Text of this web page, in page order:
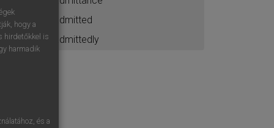
admitted
admittedly
hogy a
hirdetőkkel is
harmadik
és a